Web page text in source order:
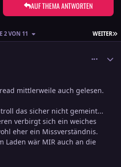
AUF THEMA ANTWORTEN
WEITER
2 VON 11
mittlerweile auch gelesen.
das sicher nicht gemeint...
verbirgt sich ein weiches
eher ein Missverständnis.
Laden wär MIR auch an die